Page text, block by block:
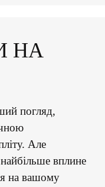
НА
погляд,
Але
вплине
на вашому